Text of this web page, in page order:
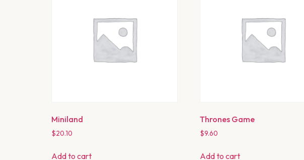
Miniland
$20.10
Add to cart
Thrones Game
$9.60
Add to cart